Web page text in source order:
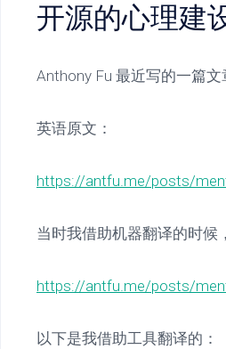
开源的心理建
Anthony Fu 最近写的一篇文
英语原文：
https://antfu.me/posts/
当时我借助机器翻译的时候
https://antfu.me/posts/
以下是我借助工具翻译的：